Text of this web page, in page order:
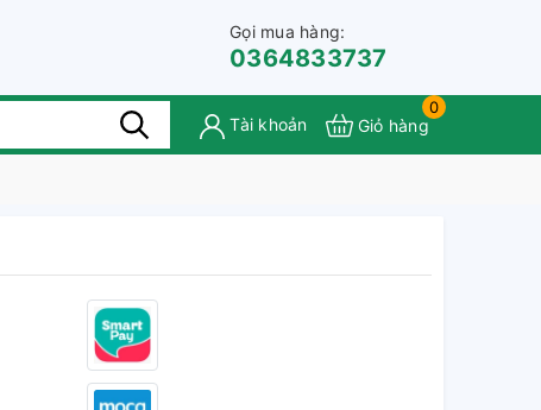
Gọi mua hàng:
0364833737
Tài khoản
0
Giỏ hàng